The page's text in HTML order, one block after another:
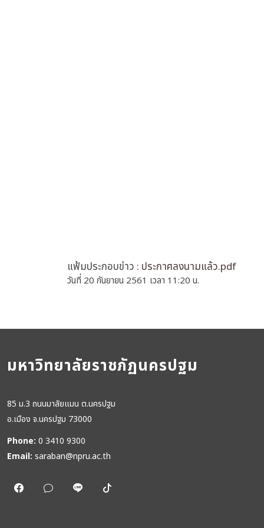
แฟ้มประกอบข่าว : ประกาศลงนามแล้ว.pdf
วันที่ 20 กันยายน 2561 เวลา 11:20 น.
มหาวิทยาลัยราชภัฏนครปฐม
85 ม.3 ถนนมาลัยแมน ต.นครปฐม
อ.เมือง จ.นครปฐม 73000
Phone: 0 3410 9300
Email: saraban@npru.ac.th